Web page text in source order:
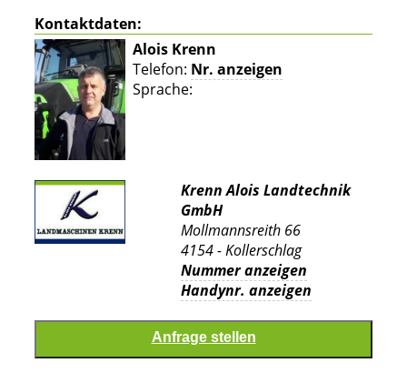
Kontaktdaten:
Alois Krenn
Telefon: Nr. anzeigen
Sprache:
Krenn Alois Landtechnik
GmbH
Mollmannsreith 66
4154 - Kollerschlag
Nummer anzeigen
Handynr. anzeigen